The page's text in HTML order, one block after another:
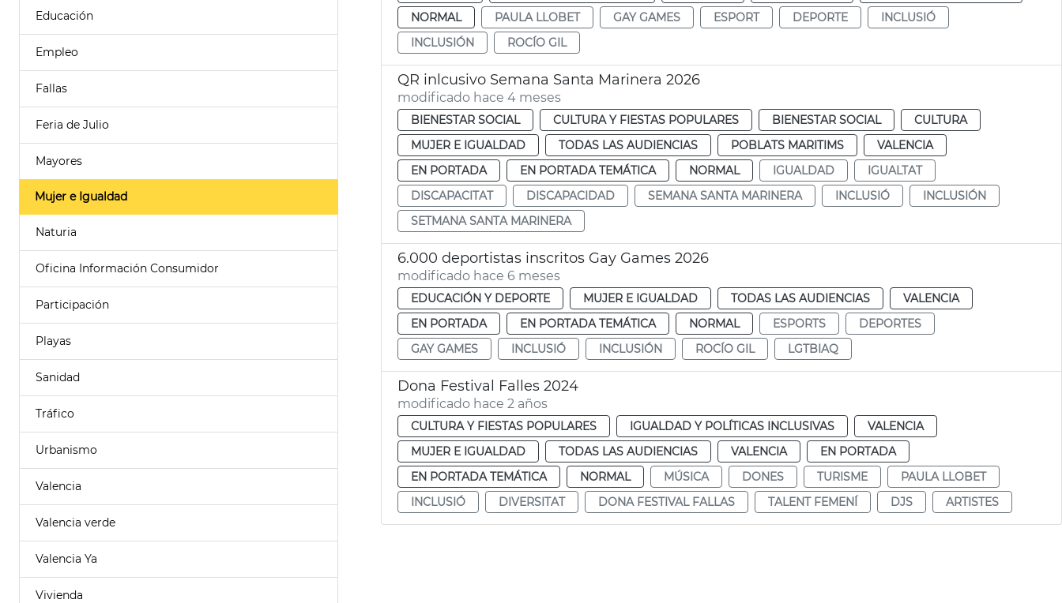
Educación
Empleo
Fallas
Feria de Julio
Mayores
Mujer e Igualdad
Naturia
Oficina Información Consumidor
Participación
Playas
Sanidad
Tráfico
Urbanismo
Valencia
Valencia verde
Valencia Ya
Vivienda
NORMAL
PAULA LLOBET GAY GAMES ESPORT DEPORTE
INCLUSIÓ
INCLUSIÓN
ROCÍO GIL
QR inlcusivo Semana Santa Marinera 2026
modificado hace 4 meses
BIENESTAR SOCIAL CULTURA Y FIESTAS POPULARES BIENESTAR SOCIAL
CULTURA
MUJER E IGUALDAD
TODAS LAS AUDIENCIAS POBLATS MARITIMS
VALENCIA
EN PORTADA
EN PORTADA TEMÁTICA NORMAL IGUALDAD
IGUALTAT
DISCAPACITAT
DISCAPACIDAD SEMANA SANTA MARINERA INCLUSIÓ
INCLUSIÓN
SETMANA SANTA MARINERA
6.000 deportistas inscritos Gay Games 2026
modificado hace 6 meses
EDUCACIÓN Y DEPORTE MUJER E IGUALDAD TODAS LAS AUDIENCIAS
VALENCIA
EN PORTADA
EN PORTADA TEMÁTICA NORMAL ESPORTS
DEPORTES
GAY GAMES
INCLUSIÓ INCLUSIÓN ROCÍO GIL LGTBIAQ
Dona Festival Falles 2024
modificado hace 2 años
CULTURA Y FIESTAS POPULARES IGUALDAD Y POLÍTICAS INCLUSIVAS
VALENCIA
MUJER E IGUALDAD
TODAS LAS AUDIENCIAS VALENCIA
EN PORTADA
EN PORTADA TEMÁTICA
NORMAL MÚSICA DONES TURISME
PAULA LLOBET
INCLUSIÓ
DIVERSITAT DONA FESTIVAL FALLAS TALENT FEMENÍ DJS ARTISTES